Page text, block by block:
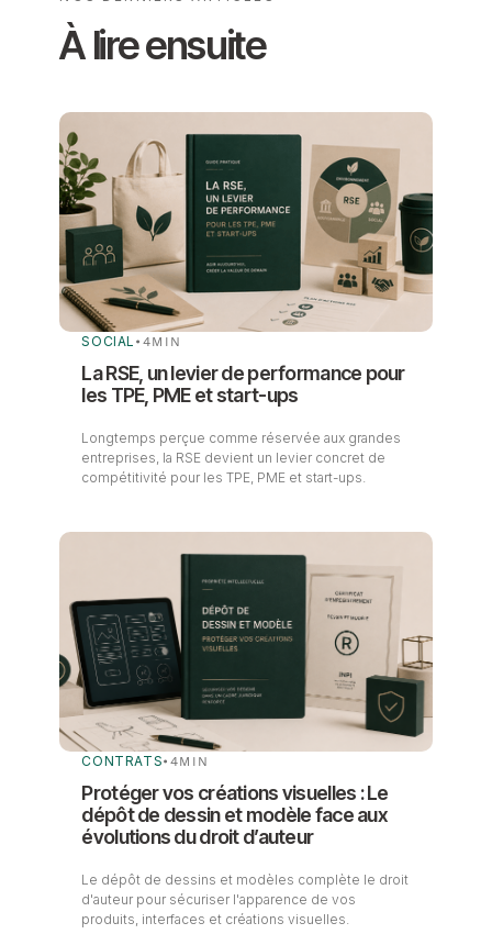
À lire ensuite
SOCIAL • 4MIN
La RSE, un levier de performance pour
les TPE, PME et start-ups
Longtemps perçue comme réservée aux grandes
entreprises, la RSE devient un levier concret de
compétitivité pour les TPE, PME et start-ups.
CONTRATS• 4MIN
Protéger vos créations visuelles : Le
dépôt de dessin et modèle face aux
évolutions du droit d’auteur
Le dépôt de dessins et modèles complète le droit
d'auteur pour sécuriser l'apparence de vos
produits, interfaces et créations visuelles.